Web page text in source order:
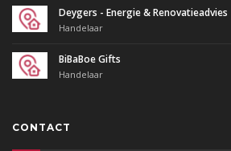
Deygers - Energie & Renovatieadvies
Handelaar
BiBaBoe Gifts
Handelaar
CONTACT